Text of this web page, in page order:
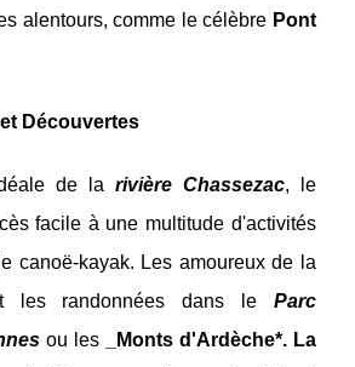
alentours, comme le célèbre Pont
Découvertes
de la rivière Chassezac, le
facile à une multitude d'activités
canoë-kayak. Les amoureux de la
les randonnées dans le Parc
ou les
_Monts d'Ardèche*. La